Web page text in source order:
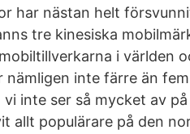
har nästan helt
tre kinesiska
i världen
nämligen inte färre än fem
inte ser så mycket av
allt populärare på den